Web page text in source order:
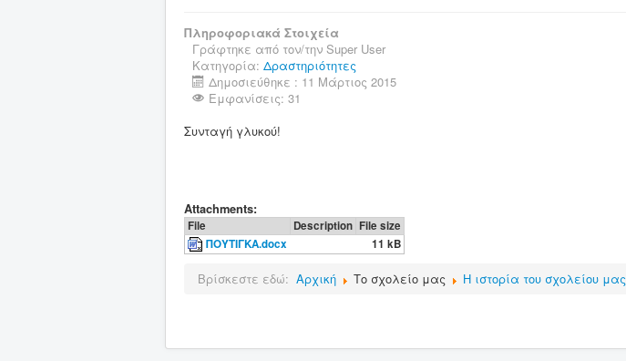
Πληροφοριακά Στοιχεία
Γράφτηκε από τον/την Super User
Κατηγορία: Δραστηριότητες
Δημοσιεύθηκε : 11 Μάρτιος 2015
Εμφανίσεις: 31
Συνταγή γλυκού!
Attachments:
File Description File size
ΠΟΥΤΙΓΚΑ.docx
11 kB
Βρίσκεστε εδώ: Αρχική Το σχολείο μας Η ιστορία του σχολείου μας